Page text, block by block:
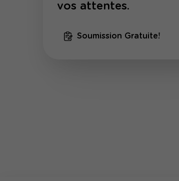
vos attentes.
Soumission Gratuite!